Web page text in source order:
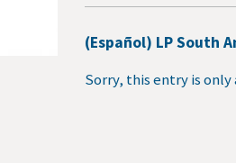
(Español) LP South
Sorry, this entry is only